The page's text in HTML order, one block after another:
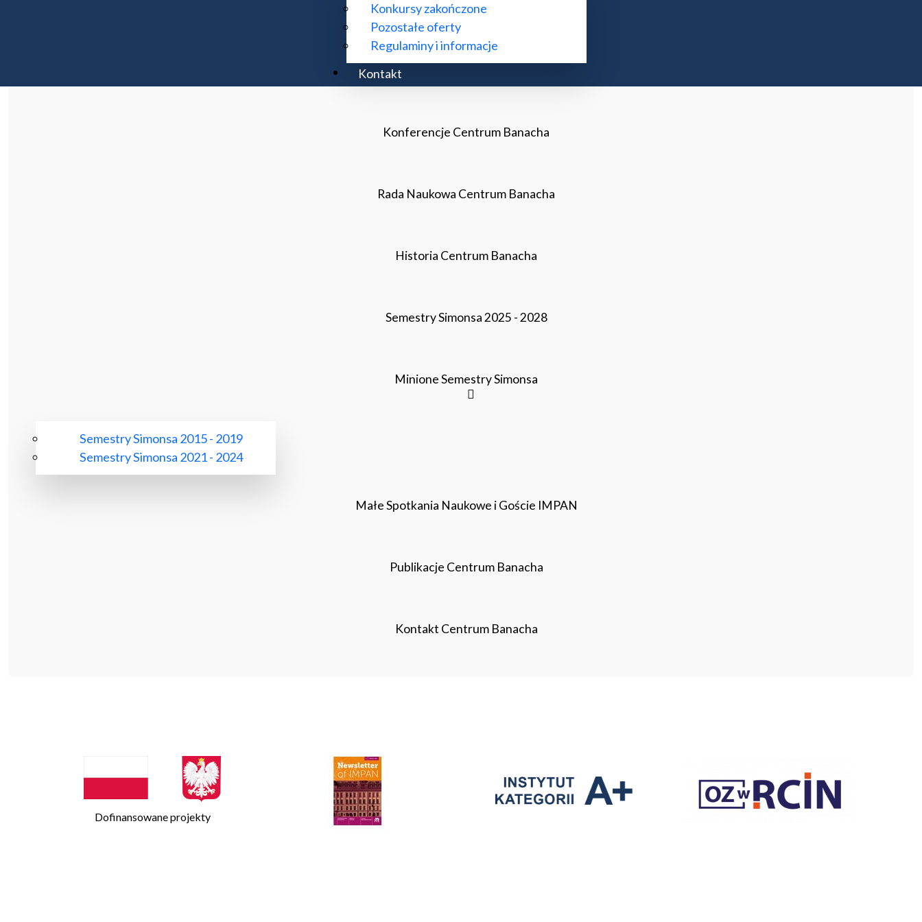
Konkursy zakończone
Pozostałe oferty
Regulaminy i informacje
Kontakt
Konkurs na organizacje konferencji 2026
Jak zorganizować konferencję?
Konferencje Centrum Banacha
Rada Naukowa Centrum Banacha
Historia Centrum Banacha
Semestry Simonsa 2025 - 2028
Minione Semestry Simonsa
Semestry Simonsa 2015 - 2019
Semestry Simonsa 2021 - 2024
Małe Spotkania Naukowe i Goście IMPAN
Publikacje Centrum Banacha
Kontakt Centrum Banacha
Dofinansowane projekty